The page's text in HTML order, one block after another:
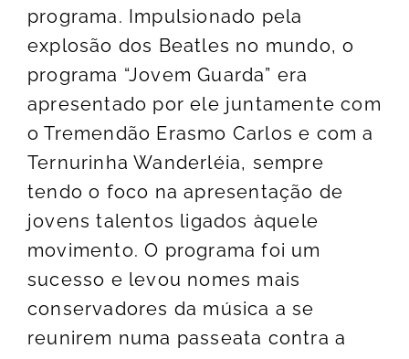
programa. Impulsionado pela
explosão dos Beatles no mundo, o
programa “Jovem Guarda” era
apresentado por ele juntamente com
o Tremendão Erasmo Carlos e com a
Ternurinha Wanderléia, sempre
tendo o foco na apresentação de
jovens talentos ligados àquele
movimento. O programa foi um
sucesso e levou nomes mais
conservadores da música a se
reunirem numa passeata contra a